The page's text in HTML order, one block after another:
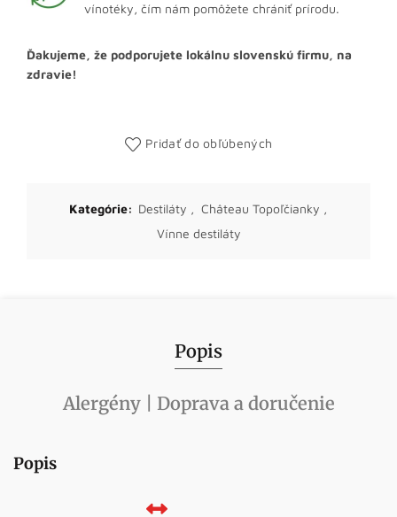
vínotéky, čím nám pomôžete chrániť prírodu.
Ďakujeme, že podporujete lokálnu slovenskú firmu, na
zdravie!
Pridať do obľúbených
Kategórie: Destiláty , Château Topoľčianky ,
Vínne destiláty
Popis
Alergény | Doprava a doručenie
Popis